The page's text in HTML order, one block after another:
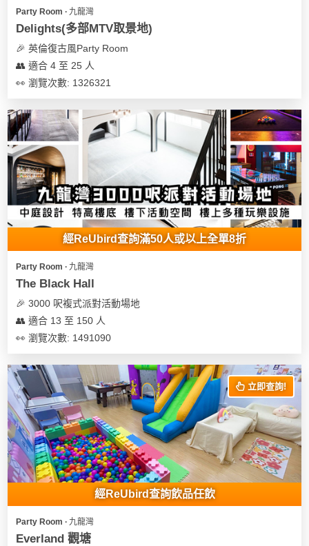
色
蛋
糕
花
束
及
花
藝
禮
品
訂
禮
物
場
地
佈
用
品
即
食
即
煮
列
聚
朋
友
聚
會
慶
祝
生
日
拍
拖
活
動
婚
禮
親
子
活
動
活
動
攻
略
會
計
劃
會
員
需
知
社
交
件
夾
神
器
情
侶
心
願
清
單
聯
關
於
我
們
Party Room ∙ 九龍灣
Delights(多部MTV取景地)
🎉 英倫復古風Party Room
👥 適合 4 至 25 人
👀 瀏覽次數: 1326321
經ReUbird查詢滿50人或以上全單8折
Party Room ∙ 九龍灣
The Black Hall
🎉 3000 呎複式派對活動場地
👥 適合 13 至 150 人
👀 瀏覽次數: 1491090
立即查詢!
經ReUbird查詢飲品任飲
Party Room ∙ 九龍灣
Everland 觀塘